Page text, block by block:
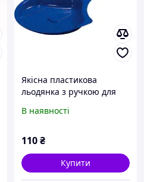
Якісна пластикова
льодянка з ручкою для
снігу, Alpen Rutscher
В наявності
110₴
Купити